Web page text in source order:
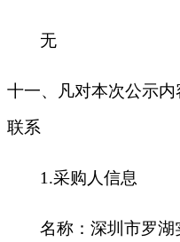
无
十一、凡对本次公示
联系
1.采购人信息
名称：深圳市罗湖